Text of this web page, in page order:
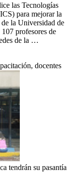
las Tecnologías
para mejorar la
la Universidad de
profesores de
de la …
docentes
tendrán su pasantía